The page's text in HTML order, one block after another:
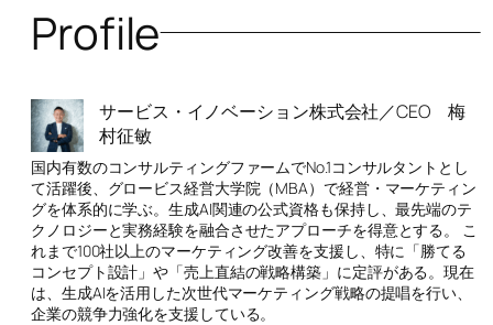
Profile
サービス・イノベーション株式会社／CEO 梅
村征敏
国内有数のコンサルティングファームでNo.1コンサルタントとし
て活躍後、グロービス経営大学院（MBA）で経営・マーケティン
グを体系的に学ぶ。生成AI関連の公式資格も保持し、最先端のテ
クノロジーと実務経験を融合させたアプローチを得意とする。 こ
れまで100社以上のマーケティング改善を支援し、特に「勝てる
コンセプト設計」や「売上直結の戦略構築」に定評がある。現在
は、生成AIを活用した次世代マーケティング戦略の提唱を行い、
企業の競争力強化を支援している。